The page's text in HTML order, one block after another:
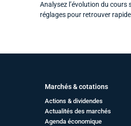
Analysez l’évolution du cours
réglages pour retrouver
Marchés & cotations
Actions & dividendes
Actualités des marchés
Agenda économique